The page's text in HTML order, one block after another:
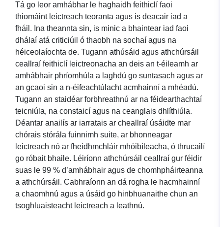
Tá go leor amhábhar le haghaidh feithiclí faoi
thiomáint leictreach teoranta agus is deacair iad a
fháil. Ina theannta sin, is minic a bhaintear iad faoi
dhálaí atá criticiúil ó thaobh na sochaí agus na
héiceolaíochta de. Tugann athúsáid agus athchúrsáil
ceallraí feithiclí leictreonacha an deis an t-éileamh ar
amhábhair phríomhúla a laghdú go suntasach agus ar
an gcaoi sin a n-éifeachtúlacht acmhainní a mhéadú.
Tugann an staidéar forbhreathnú ar na féidearthachtaí
teicniúla, na constaicí agus na ceanglais dhlíthiúla.
Déantar anailís ar iarratais ar cheallraí úsáidte mar
chórais stórála fuinnimh suite, ar bhonneagar
leictreach nó ar fheidhmchláir mhóibíleacha, ó thrucailí
go róbait bhaile. Léiríonn athchúrsáil ceallraí gur féidir
suas le 99 % d’amhábhair agus de chomhpháirteanna
a athchúrsáil. Cabhraíonn an dá rogha le hacmhainní
a chaomhnú agus a úsáid go hinbhuanaithe chun an
tsoghluaisteacht leictreach a leathnú.